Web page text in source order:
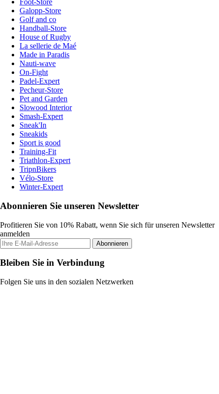
Foot-Store
Galopp-Store
Golf and co
Handball-Store
House of Rugby
La sellerie de Maé
Made in Paradis
Nauti-wave
On-Fight
Padel-Expert
Pecheur-Store
Pet and Garden
Slowood Interior
Smash-Expert
Sneak'In
Sneakids
Sport is good
Training-Fit
Triathlon-Expert
TripnBikers
Vélo-Store
Winter-Expert
Abonnieren Sie unseren Newsletter
Profitieren Sie von 10% Rabatt, wenn Sie sich für unseren Newsletter
anmelden
Abonnieren
Bleiben Sie in Verbindung
Folgen Sie uns in den sozialen Netzwerken